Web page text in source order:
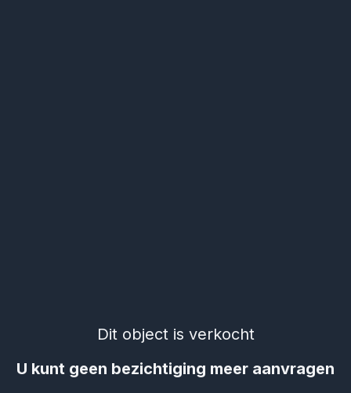
Dit object is verkocht
U kunt geen bezichtiging meer aanvragen